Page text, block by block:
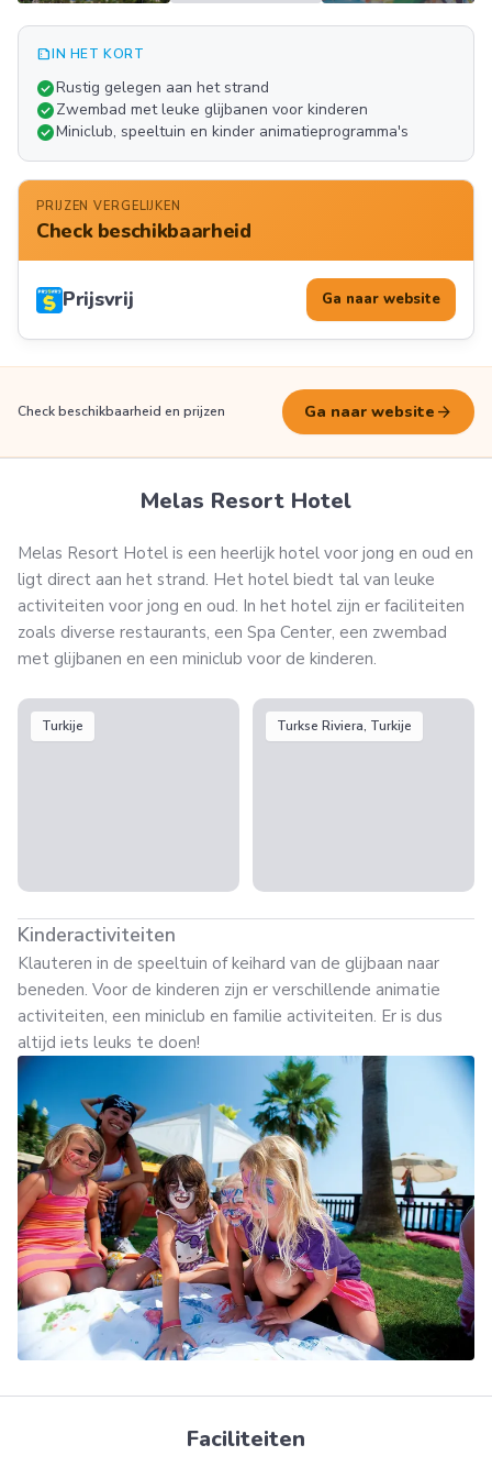
summarizeIN HET KORT
check_circleRustig gelegen aan het strand
check_circleZwembad met leuke glijbanen voor kinderen
check_circleMiniclub, speeltuin en kinder animatieprogramma's
PRIJZEN VERGELIJKEN
Check beschikbaarheid
Prijsvrij Ga naar website
Check beschikbaarheid en prijzen Ga naar website arrow_forward
Melas Resort Hotel
Melas Resort Hotel is een heerlijk hotel voor jong en oud en
ligt direct aan het strand. Het hotel biedt tal van leuke
activiteiten voor jong en oud. In het hotel zijn er faciliteiten
zoals diverse restaurants, een Spa Center, een zwembad
met glijbanen en een miniclub voor de kinderen.
Turkije Turkse Riviera, Turkije
Kinderactiviteiten
Klauteren in de speeltuin of keihard van de glijbaan naar
beneden. Voor de kinderen zijn er verschillende animatie
activiteiten, een miniclub en familie activiteiten. Er is dus
altijd iets leuks te doen!
Faciliteiten